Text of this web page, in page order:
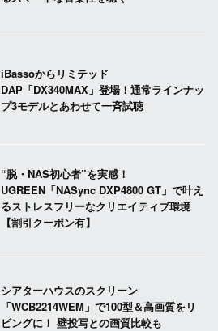
iBassoからリミテッド
DAP「DX340MAX」登場！通常ラインナッ
プ3モデルとあわせて一斉試聴
“脱・NAS初心者”を実感！
UGREEN「NASync DXP4800 GT」で叶え
るストレスフリーなクリエイティブ環境
【割引クーポン有】
シアターハウスのスクリーン
「WCB2214WEM」で100型＆高画質をリ
ビングに！ 壁投写との画質比較も